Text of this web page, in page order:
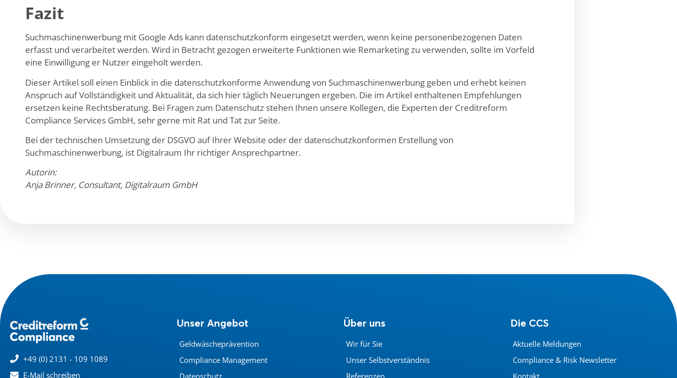
Fazit
Suchmaschinenwerbung mit Google Ads kann datenschutzkonform eingesetzt werden, wenn keine personenbezogenen Daten
erfasst und verarbeitet werden. Wird in Betracht gezogen erweiterte Funktionen wie Remarketing zu verwenden, sollte im Vorfeld
eine Einwilligung er Nutzer eingeholt werden.
Dieser Artikel soll einen Einblick in die datenschutzkonforme Anwendung von Suchmaschinenwerbung geben und erhebt keinen
Anspruch auf Vollständigkeit und Aktualität, da sich hier täglich Neuerungen ergeben. Die im Artikel enthaltenen Empfehlungen
ersetzen keine Rechtsberatung. Bei Fragen zum Datenschutz stehen Ihnen unsere Kollegen, die Experten der Creditreform
Compliance Services GmbH, sehr gerne mit Rat und Tat zur Seite.
Bei der technischen Umsetzung der DSGVO auf Ihrer Website oder der datenschutzkonformen Erstellung von
Suchmaschinenwerbung, ist Digitalraum Ihr richtiger Ansprechpartner.
Autorin:
Anja Brinner, Consultant, Digitalraum GmbH
+49 (0) 2131 - 109 1089
E-Mail schreiben
Unser Angebot
Geldwäscheprävention
Compliance Management
Über uns
Wir für Sie
Unser Selbstverständnis
Die CCS
Aktuelle Meldungen
Compliance & Risk Newsletter